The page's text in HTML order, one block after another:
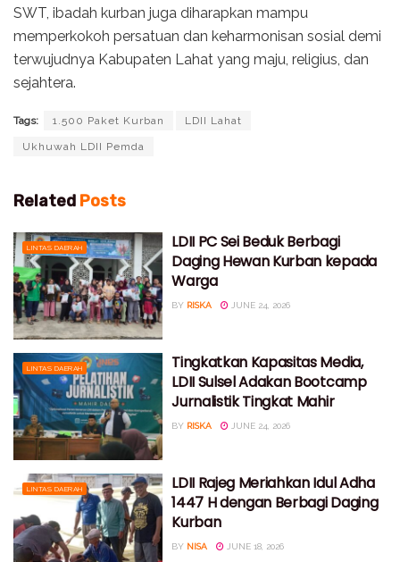
SWT, ibadah kurban juga diharapkan mampu
memperkokoh persatuan dan keharmonisan sosial demi
terwujudnya Kabupaten Lahat yang maju, religius, dan
sejahtera.
Tags: 1.500 Paket Kurban LDII Lahat
Ukhuwah LDII Pemda
Related Posts
LINTAS DAERAH
LDII PC Sei Beduk Berbagi
Daging Hewan Kurban kepada
Warga
BY RISKA JUNE 24, 2026
LINTAS DAERAH
Tingkatkan Kapasitas Media,
LDII Sulsel Adakan Bootcamp
Jurnalistik Tingkat Mahir
BY RISKA JUNE 24, 2026
LINTAS DAERAH
LDII Rajeg Meriahkan Idul Adha
1447 H dengan Berbagi Daging
Kurban
BY NISA JUNE 18, 2026